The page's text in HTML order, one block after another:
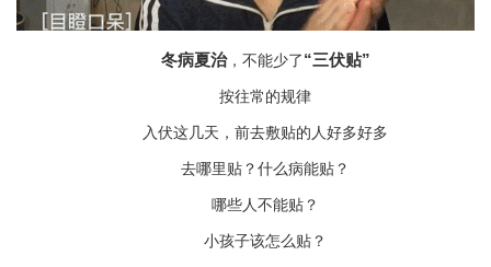
冬病夏治， 不能少了“三伏贴”
按往常的规律
入伏这几天，前去敷贴的人好多好多
去哪里贴？什么病能贴？
哪些人不能贴？
小孩子该怎么贴？